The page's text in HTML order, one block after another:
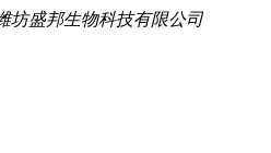
坊盛邦生物科技有限公司